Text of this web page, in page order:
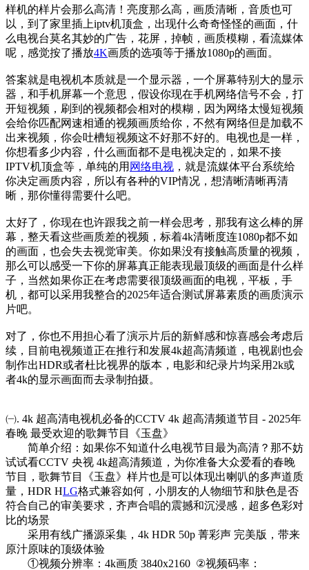
样机的样片会那么高清！亮度那么高，画质清晰，音质也可
以，到了家里插上iptv机顶盒，出现什么奇奇怪怪的画面，什
么电视台莫名其妙的广告，花屏，掉帧，画质模糊，看流媒体
呢，感觉按了播放4K画质的选项等于播放1080p的画面。
答案就是电视机本质就是一个显示器，一个屏幕特别大的显示
器，和手机屏幕一个意思，假设你现在手机网络信号不会，打
开短视频，刷到的视频都会相对的模糊，因为网络太慢短视频
会给你匹配网速相通的视频画质给你，不然有网络但是加载不
出来视频，你会吐槽短视频这不好那不好的。电视也是一样，
你想看多少内容，什么画面都不是电视决定的，如果不接
IPTV机顶盒等，单纯的用 网络电视 ，就是流媒体平台系统给
你决定画质内容，所以有各种的VIP情况，想清晰清晰再清
晰，那你懂得需要什么吧。
太好了，你现在也许跟我之前一样会思考，那我有这么棒的屏
幕，整天看这些画质差的视频，标着4k清晰度连1080p都不如
的画面，也会失去视觉审美。你如果没有接触高质量的视频，
那么可以感受一下你的屏幕真正能表现最顶级的画面是什么样
子，当然如果你正在考虑需要很顶级画面的电视，平板，手
机，都可以采用我整合的2025年适合测试屏幕素质的画质演示
片吧。
对了，你也不用担心看了演示片后的新鲜感和惊喜感会考虑后
续，目前电视频道正在推行和发展4k超高清频道，电视剧也会
制作出HDR或者杜比视界的版本，电影和纪录片均采用2k或
者4k的显示画面而去录制拍摄。
㈠. 4k 超高清电视机必备的CCTV 4k 超高清频道节目 - 2025年
春晚 最受欢迎的歌舞节目《玉盘》
简单介绍：如果你不知道什么电视节目最为高清？那不妨
试试看CCTV 央视 4k超高清频道，为你准备大众爱看的春晚
节目，歌舞节目《玉盘》样片也是可以体现出喇叭的多声道质
量，HDR HLG格式兼容如何，小朋友的人物细节和肤色是否
符合自己的审美要求，齐声合唱的震撼和沉浸感，超多色彩对
比的场景
采用有线广播源采集，4k HDR 50p 菁彩声 完美版，带来
原汁原味的顶级体验
①视频分辨率：4k画质 3840x2160 ②视频码率：